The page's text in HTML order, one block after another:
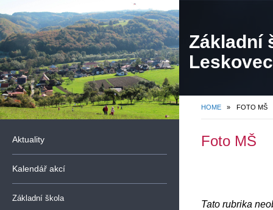
Základní
HOME » FOTO MŠ
Aktuality
Kalendář akcí
Základní škola
Foto MŠ
Tato rubrika